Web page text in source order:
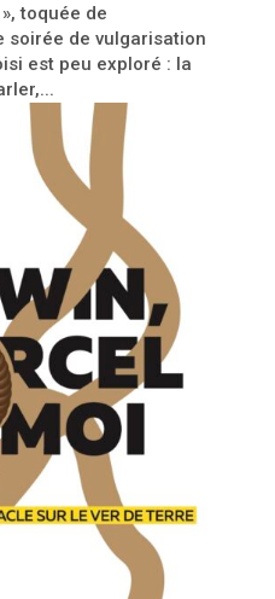
toquée de
soirée de vulgarisation
est peu exploré : la